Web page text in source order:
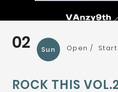
02 Sun Open Start
ROCK THIS